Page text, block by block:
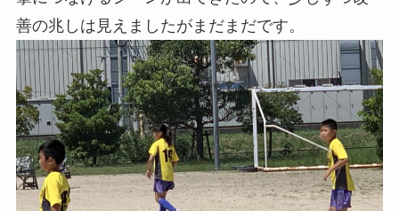
善の兆しは見えましたがまだまだです。